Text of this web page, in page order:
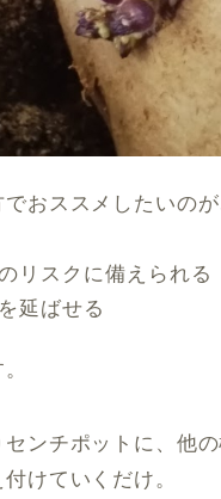
おススメしたいのが
リスクに備えられる
延ばせる
ンチポットに、他
けていくだけ。